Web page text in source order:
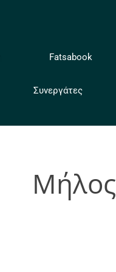
Fatsabook
Συνεργάτες
Μήλος